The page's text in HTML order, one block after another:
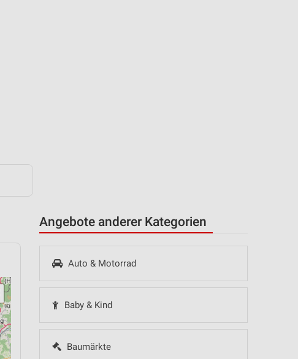
Angebote anderer Kategorien
Auto & Motorrad
Baby & Kind
Baumärkte